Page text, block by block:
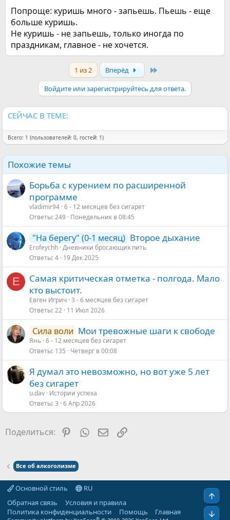
Попроще: куришь много - запьешь. Пьешь - еще
больше куришь.
Не куришь - не запьешь, только иногда по
праздникам, главное - не хочется.
1 из 2 Вперёд
Войдите или зарегистрируйтесь для ответа.
СЕЙЧАС В ТЕМЕ:
Всего: 1 (пользователей: 0, гостей: 1)
Похожие темы
Борьба с курением по расширенной
программе
vladimir94 6 - 12 месяцев без сигарет
Ответы 249 Понедельник в 08:45
"На берегу" (0-1 месяц) Второе дыхание
Erofeychh Дневники бросающих пить
Ответы 4 19 Дек 2025
Е
Самая критическая отметка - полгода. Мало
кто выстоит.
Евген Игрич 3 - 6 месяцев без сигарет
Ответы 22 11 Июл 2026
Сила воли Мои тревожные шаги к свободе
Янь 6 - 12 месяцев без сигарет
Ответы 135 Четверг в 00:08
Я думал это невозможно, но вот уже 5 лет
без сигарет
u.dav Истории успеха
Ответы 3 6 Апр 2026
Поделиться: Pinterest
WhatsAppЭлектронная почта
Ссылка
Все об алкоголизме
Основной стиль
RU
Обратная связь
Условия и правила
Политика конфиденциальности
Помощь Главная
®